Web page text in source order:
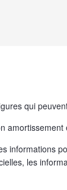
qui
informations
les